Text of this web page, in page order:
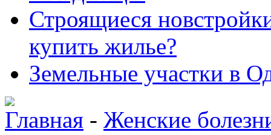
Строящиеся
купить жилье?
Земельные участки в
Главная - Женские